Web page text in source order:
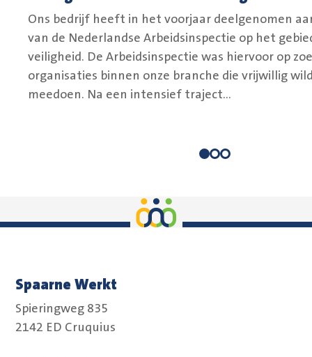
Ons bedrijf heeft in het voorjaar deelgenomen
van de Nederlandse Arbeidsinspectie op het
veiligheid. De Arbeidsinspectie was hiervoor op
organisaties binnen onze branche die vrijwillig
meedoen. Na een intensief traject...
Spaarne Werkt
Spieringweg 835
2142 ED Cruquius